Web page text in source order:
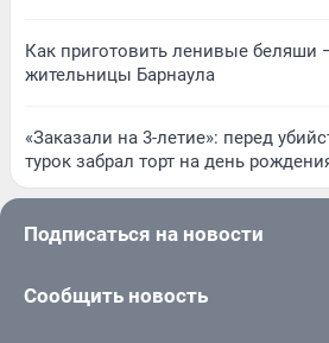
Как приготовить ленивые беляши
жительницы Барнаула
«Заказали на 3-летие»: перед
турок забрал торт на день
Подписаться на новости
Сообщить новость